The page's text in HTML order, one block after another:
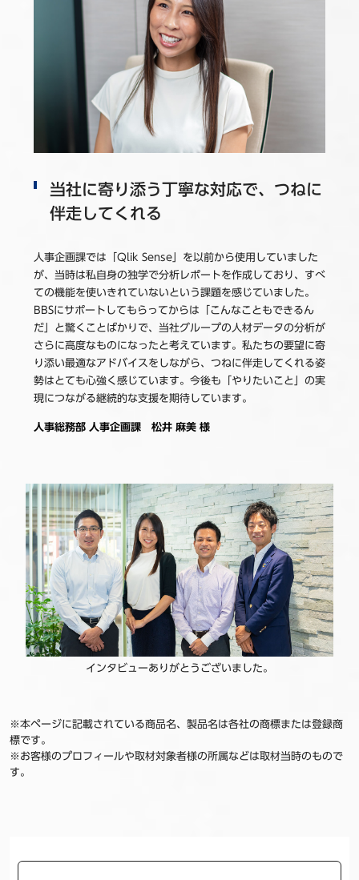
当社に寄り添う丁寧な対応で、つねに
伴走してくれる
人事企画課では「Qlik Sense」を以前から使用していました
が、当時は私自身の独学で分析レポートを作成しており、すべ
ての機能を使いきれていないという課題を感じていました。
BBSにサポートしてもらってからは「こんなこともできるん
だ」と驚くことばかりで、当社グループの人材データの分析が
さらに高度なものになったと考えています。私たちの要望に寄
り添い最適なアドバイスをしながら、つねに伴走してくれる姿
勢はとても心強く感じています。今後も「やりたいこと」の実
現につながる継続的な支援を期待しています。
人事総務部 人事企画課 松井 麻美 様
インタビューありがとうございました。
※本ページに記載されている商品名、製品名は各社の商標または登録商
標です。
※お客様のプロフィールや取材対象者様の所属などは取材当時のもので
す。